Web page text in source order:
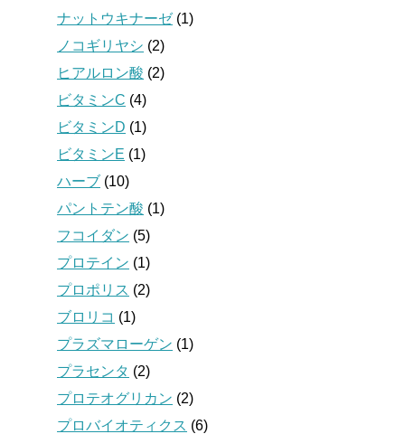
ナットウキナーゼ(1)
ノコギリヤシ (2)
ヒアルロン酸 (2)
ビタミンC (4)
ビタミンD (1)
ビタミンE (1)
ハーブ (10)
パントテン酸 (1)
フコイダン (5)
プロテイン (1)
プロポリス (2)
ブロリコ (1)
プラズマローゲン (1)
プラセンタ (2)
プロテオグリカン (2)
プロバイオティクス (6)